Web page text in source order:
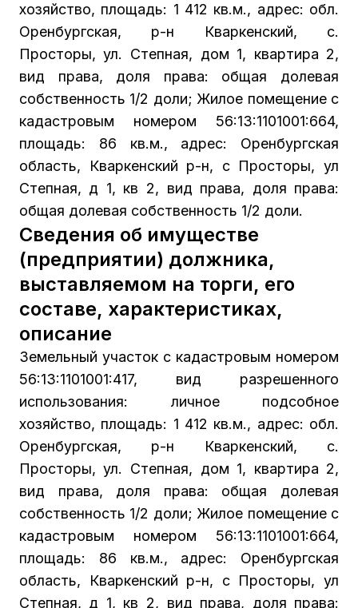
хозяйство, площадь: 1 412 кв.м., адрес: обл.
Оренбургская, р-н Кваркенский, с.
Просторы, ул. Степная, дом 1, квартира 2,
вид права, доля права: общая долевая
собственность 1/2 доли; Жилое помещение с
кадастровым номером 56:13:1101001:664,
площадь: 86 кв.м., адрес: Оренбургская
область, Кваркенский р-н, с Просторы, ул
Степная, д 1, кв 2, вид права, доля права:
общая долевая собственность 1/2 доли.
Сведения об имуществе
(предприятии) должника,
выставляемом на торги, его
составе, характеристиках,
описание
Земельный участок с кадастровым номером
56:13:1101001:417, вид разрешенного
использования: личное подсобное
хозяйство, площадь: 1 412 кв.м., адрес: обл.
Оренбургская, р-н Кваркенский, с.
Просторы, ул. Степная, дом 1, квартира 2,
вид права, доля права: общая долевая
собственность 1/2 доли; Жилое помещение с
кадастровым номером 56:13:1101001:664,
площадь: 86 кв.м., адрес: Оренбургская
область, Кваркенский р-н, с Просторы, ул
Степная, д 1, кв 2, вид права, доля права: